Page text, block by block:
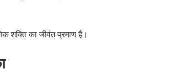
शक्ति का जीवंत प्रमाण है।